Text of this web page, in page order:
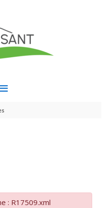
: R17509.xml